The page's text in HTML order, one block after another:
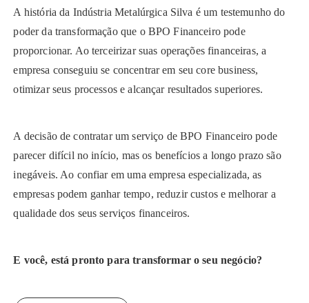
A história da Indústria Metalúrgica Silva é um testemunho do
poder da transformação que o BPO Financeiro pode
proporcionar. Ao terceirizar suas operações financeiras, a
empresa conseguiu se concentrar em seu core business,
otimizar seus processos e alcançar resultados superiores.
A decisão de contratar um serviço de BPO Financeiro pode
parecer difícil no início, mas os benefícios a longo prazo são
inegáveis. Ao confiar em uma empresa especializada, as
empresas podem ganhar tempo, reduzir custos e melhorar a
qualidade dos seus serviços financeiros.
E você, está pronto para transformar o seu negócio?